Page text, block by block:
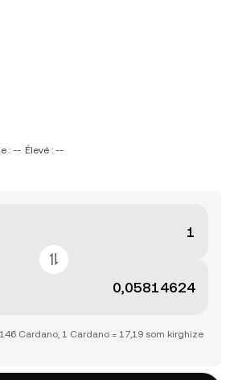
: -- Élevé : --
Cardano, 1 Cardano = 17,19 som kirghize